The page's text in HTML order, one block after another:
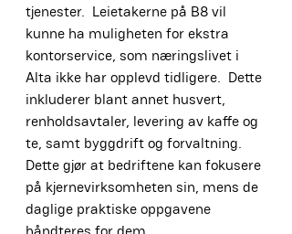
tjenester.  Leietakerne på B8 vil
kunne ha muligheten for ekstra
kontorservice, som næringslivet i
Alta ikke har opplevd tidligere.  Dette
inkluderer blant annet husvert,
renholdsavtaler, levering av kaffe og
te, samt byggdrift og forvaltning.
Dette gjør at bedriftene kan fokusere
på kjernevirksomheten sin, mens de
daglige praktiske oppgavene